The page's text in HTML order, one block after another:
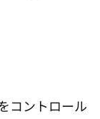
コントロール